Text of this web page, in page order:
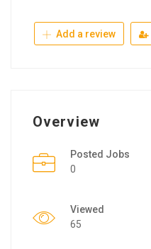
Add a review
Overview
Posted Jobs
0
Viewed
65